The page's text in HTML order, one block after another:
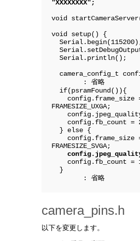
void
void setup() {
FRAMESIZE_UXGA;
FRAMESIZE_SVGA;
        : 省略
camera_pins.h
以下を変更します。